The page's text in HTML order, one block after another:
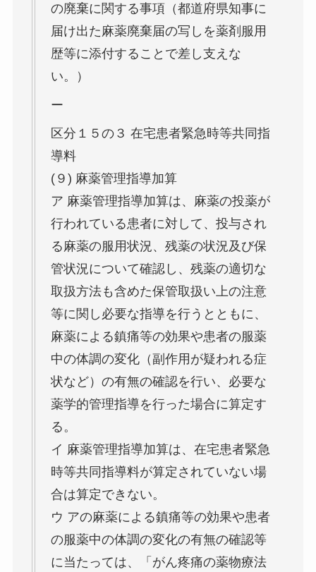
の廃棄に関する事項（都道府県知事に
届け出た麻薬廃棄届の写しを薬剤服用
歴等に添付することで差し支えな
い。）
ー
区分１５の３ 在宅患者緊急時等共同指
導料
(９) 麻薬管理指導加算
ア 麻薬管理指導加算は、麻薬の投薬が
行われている患者に対して、投与され
る麻薬の服用状況、残薬の状況及び保
管状況について確認し、残薬の適切な
取扱方法も含めた保管取扱い上の注意
等に関し必要な指導を行うとともに、
麻薬による鎮痛等の効果や患者の服薬
中の体調の変化（副作用が疑われる症
状など）の有無の確認を行い、必要な
薬学的管理指導を行った場合に算定す
る。
イ 麻薬管理指導加算は、在宅患者緊急
時等共同指導料が算定されていない場
合は算定できない。
ウ アの麻薬による鎮痛等の効果や患者
の服薬中の体調の変化の有無の確認等
に当たっては、「がん疼痛の薬物療法